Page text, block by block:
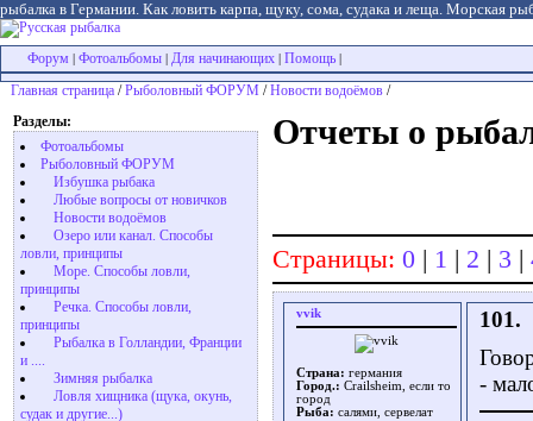
рыбалка в Германии. Как ловить карпа, щуку, сома, судака и леща. Морская
Форум Фотоальбомы Для начинающих Помощь
Главная страница /Рыболовный ФОРУМ /Новости водоёмов /
Разделы:
Фотоальбомы
Рыболовный ФОРУМ
Избушка рыбака
Любые вопросы от новичков
Новости водоёмов
Озеро или канал. Способы
ловли, принципы
Море. Способы ловли,
принципы
Речка. Способы ловли,
принципы
Рыбалка в Голландии, Франции
и ....
Зимняя рыбалка
Ловля хищника (щука, окунь,
судак и другие...)
Отчеты о
Страницы: 0 | 1 | 2 | 3 |
vvik
Страна: германия
Город.: Crailsheim, если то
город
Рыба: салями, сервелат
101.
-